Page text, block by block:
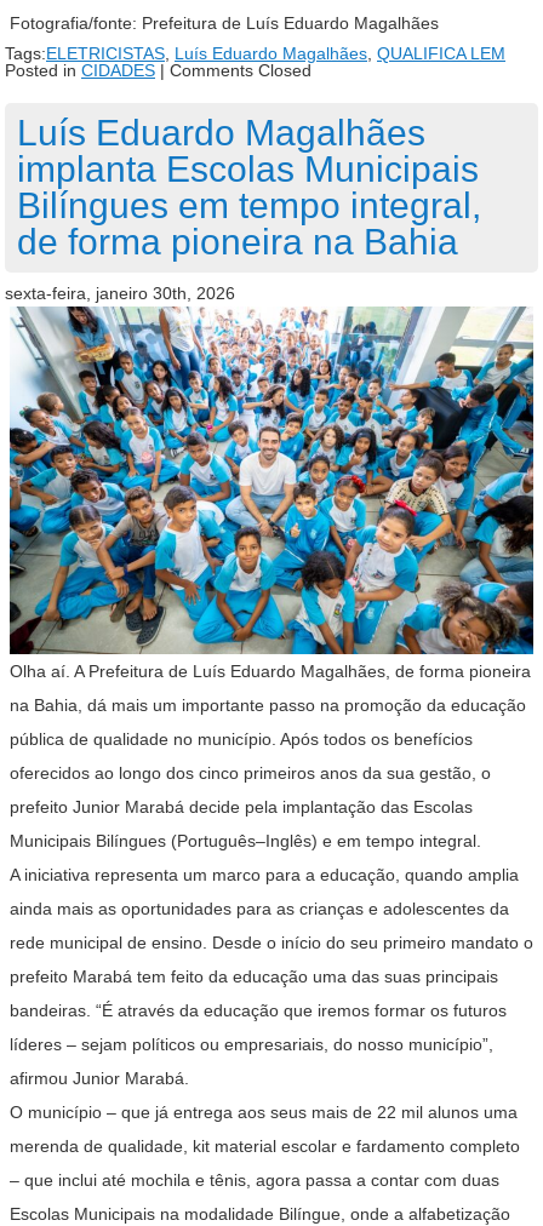
Fotografia/fonte: Prefeitura de Luís Eduardo Magalhães
Tags:ELETRICISTAS Luís Eduardo Magalhães QUALIFICA LEM
Posted in CIDADES | Comments Closed
Luís Eduardo Magalhães
implanta Escolas Municipais
Bilíngues em tempo integral,
de forma pioneira na Bahia
sexta-feira, janeiro 30th, 2026
Olha aí. A Prefeitura de Luís Eduardo Magalhães, de forma pioneira
na Bahia, dá mais um importante passo na promoção da educação
pública de qualidade no município. Após todos os benefícios
oferecidos ao longo dos cinco primeiros anos da sua gestão, o
prefeito Junior Marabá decide pela implantação das Escolas
Municipais Bilíngues (Português–Inglês) e em tempo integral.
A iniciativa representa um marco para a educação, quando amplia
ainda mais as oportunidades para as crianças e adolescentes da
rede municipal de ensino. Desde o início do seu primeiro mandato o
prefeito Marabá tem feito da educação uma das suas principais
bandeiras. “É através da educação que iremos formar os futuros
líderes – sejam políticos ou empresariais, do nosso município”,
afirmou Junior Marabá.
O município – que já entrega aos seus mais de 22 mil alunos uma
merenda de qualidade, kit material escolar e fardamento completo
– que inclui até mochila e tênis, agora passa a contar com duas
Escolas Municipais na modalidade Bilíngue, onde a alfabetização